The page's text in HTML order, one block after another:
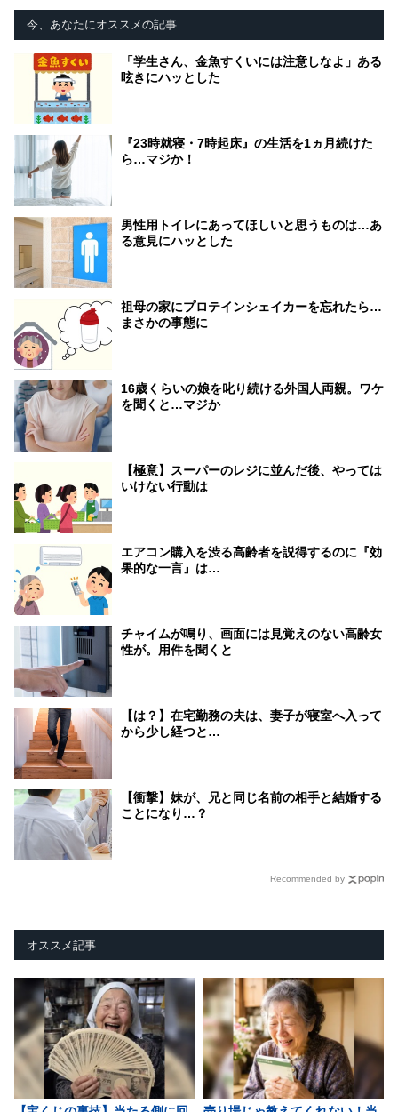
今、あなたにオススメの記事
「学生さん、金魚すくいには注意しなよ」ある
呟きにハッとした
『23時就寝・7時起床』の生活を1ヵ月続けた
ら…マジか！
男性用トイレにあってほしいと思うものは…あ
る意見にハッとした
祖母の家にプロテインシェイカーを忘れたら…
まさかの事態に
16歳くらいの娘を叱り続ける外国人両親。ワケ
を聞くと…マジか
【極意】スーパーのレジに並んだ後、やっては
いけない行動は
エアコン購入を渋る高齢者を説得するのに『効
果的な一言』は…
チャイムが鳴り、画面には見覚えのない高齢女
性が。用件を聞くと
【は？】在宅勤務の夫は、妻子が寝室へ入って
から少し経つと…
【衝撃】妹が、兄と同じ名前の相手と結婚する
ことになり…？
Recommended by
オススメ記事